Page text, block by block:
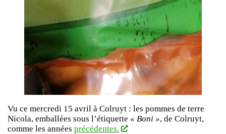
Vu ce mercredi 15 avril à Colruyt : les pommes de terre
Nicola, emballées sous l’étiquette « Boni », de Colruyt,
comme les années précédentes.